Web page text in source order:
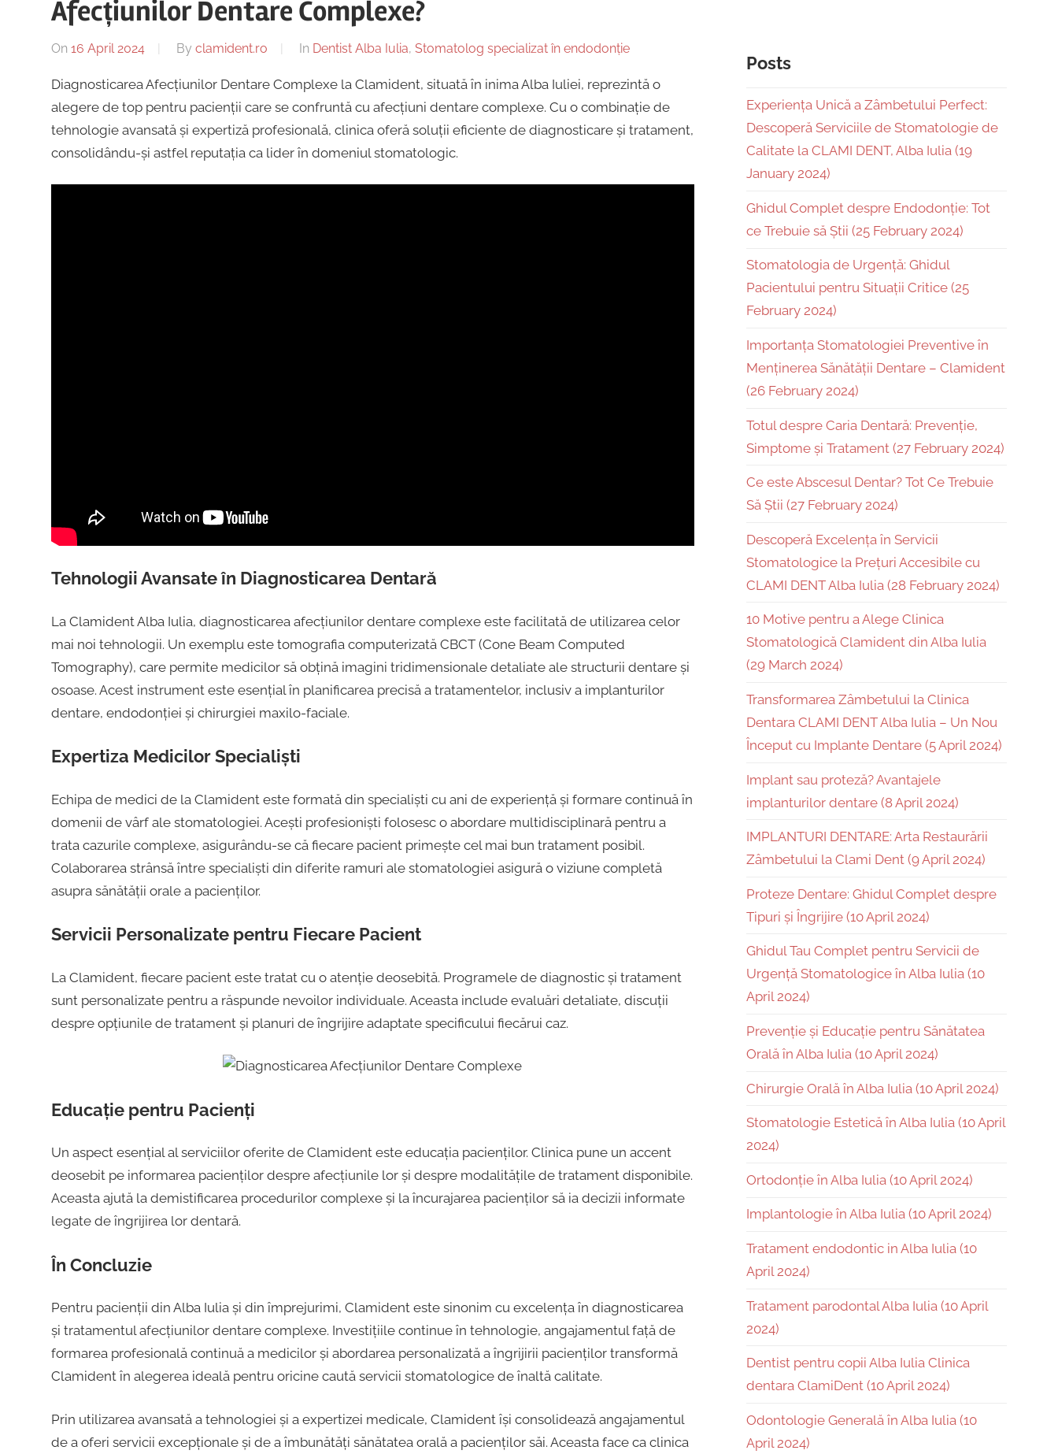
Alba
Iulia
|
Centru
dentar,
Stomatologie
Copii,
Strada
Lăncrănjan
Alba
Afecțiunilor Dentare Complexe?
On 16 April 2024 By clamident.ro In Dentist Alba Iulia, Stomatolog specializat în endodonție
Diagnosticarea Afecțiunilor Dentare Complexe la Clamident, situată în inima Alba Iuliei, reprezintă o
alegere de top pentru pacienții care se confruntă cu afecțiuni dentare complexe. Cu o combinație de
tehnologie avansată și expertiză profesională, clinica oferă soluții eficiente de diagnosticare și tratament,
consolidându-și astfel reputația ca lider în domeniul stomatologic.
Tehnologii Avansate în Diagnosticarea Dentară
La Clamident Alba Iulia, diagnosticarea afecțiunilor dentare complexe este facilitată de utilizarea celor
mai noi tehnologii. Un exemplu este tomografia computerizată CBCT (Cone Beam Computed
Tomography), care permite medicilor să obțină imagini tridimensionale detaliate ale structurii dentare și
osoase. Acest instrument este esențial în planificarea precisă a tratamentelor, inclusiv a implanturilor
dentare, endodonției și chirurgiei maxilo-faciale.
Expertiza Medicilor Specialiști
Echipa de medici de la Clamident este formată din specialiști cu ani de experiență și formare continuă în
domenii de vârf ale stomatologiei. Acești profesioniști folosesc o abordare multidisciplinară pentru a
trata cazurile complexe, asigurându-se că fiecare pacient primește cel mai bun tratament posibil.
Colaborarea strânsă între specialiști din diferite ramuri ale stomatologiei asigură o viziune completă
asupra sănătății orale a pacienților.
Servicii Personalizate pentru Fiecare Pacient
La Clamident, fiecare pacient este tratat cu o atenție deosebită. Programele de diagnostic și tratament
sunt personalizate pentru a răspunde nevoilor individuale. Aceasta include evaluări detaliate, discuții
despre opțiunile de tratament și planuri de îngrijire adaptate specificului fiecărui caz.
Educație pentru Pacienți
Un aspect esențial al serviciilor oferite de Clamident este educația pacienților. Clinica pune un accent
deosebit pe informarea pacienților despre afecțiunile lor și despre modalitățile de tratament disponibile.
Aceasta ajută la demistificarea procedurilor complexe și la încurajarea pacienților să ia decizii informate
legate de îngrijirea lor dentară.
În Concluzie
Pentru pacienții din Alba Iulia și din împrejurimi, Clamident este sinonim cu excelența în diagnosticarea
și tratamentul afecțiunilor dentare complexe. Investițiile continue în tehnologie, angajamentul față de
formarea profesională continuă a medicilor și abordarea personalizată a îngrijirii pacienților transformă
Clamident în alegerea ideală pentru oricine caută servicii stomatologice de înaltă calitate.
Prin utilizarea avansată a tehnologiei și a expertizei medicale, Clamident își consolidează angajamentul
de a oferi servicii excepționale și de a îmbunătăți sănătatea orală a pacienților săi. Aceasta face ca clinica
Posts
Experiența Unică a Zâmbetului Perfect:
Descoperă Serviciile de Stomatologie de
Calitate la CLAMI DENT, Alba Iulia (19
January 2024)
Ghidul Complet despre Endodonție: Tot
ce Trebuie să Știi (25 February 2024)
Stomatologia de Urgență: Ghidul
Pacientului pentru Situații Critice (25
February 2024)
Importanța Stomatologiei Preventive în
Menținerea Sănătății Dentare – Clamident
(26 February 2024)
Totul despre Caria Dentară: Prevenție,
Simptome și Tratament (27 February 2024)
Ce este Abscesul Dentar? Tot Ce Trebuie
Să Știi (27 February 2024)
Descoperă Excelența în Servicii
Stomatologice la Prețuri Accesibile cu
CLAMI DENT Alba Iulia (28 February 2024)
10 Motive pentru a Alege Clinica
Stomatologică Clamident din Alba Iulia
(29 March 2024)
Transformarea Zâmbetului la Clinica
Dentara CLAMI DENT Alba Iulia – Un Nou
Început cu Implante Dentare (5 April 2024)
Implant sau proteză? Avantajele
implanturilor dentare (8 April 2024)
IMPLANTURI DENTARE: Arta Restaurării
Zâmbetului la Clami Dent (9 April 2024)
Proteze Dentare: Ghidul Complet despre
Tipuri și Îngrijire (10 April 2024)
Ghidul Tau Complet pentru Servicii de
Urgență Stomatologice în Alba Iulia (10
April 2024)
Prevenție și Educație pentru Sănătatea
Orală în Alba Iulia (10 April 2024)
Chirurgie Orală în Alba Iulia (10 April 2024)
Stomatologie Estetică în Alba Iulia (10 April
2024)
Ortodonție în Alba Iulia (10 April 2024)
Implantologie în Alba Iulia (10 April 2024)
Tratament endodontic in Alba Iulia (10
April 2024)
Tratament parodontal Alba Iulia (10 April
2024)
Dentist pentru copii Alba Iulia Clinica
dentara ClamiDent (10 April 2024)
Odontologie Generală în Alba Iulia (10
April 2024)